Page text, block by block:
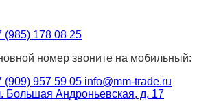
(985) 178 08 25
номер звоните на мобильный:
(909) 957 59 05 info@mm-trade.ru
Большая Андроньевская, д. 17